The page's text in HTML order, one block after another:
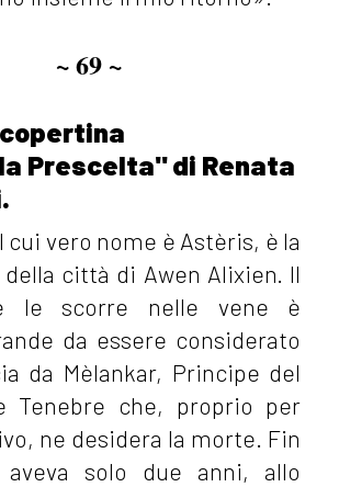
~ 69 ~
Prescelta" di Renata
cui vero nome è Astèris, è la
città di Awen Alixien. Il
le scorre nelle vene è
da essere considerato
da Mèlankar, Principe del
Tenebre che, proprio per
ne desidera la morte. Fin
aveva solo due anni, allo